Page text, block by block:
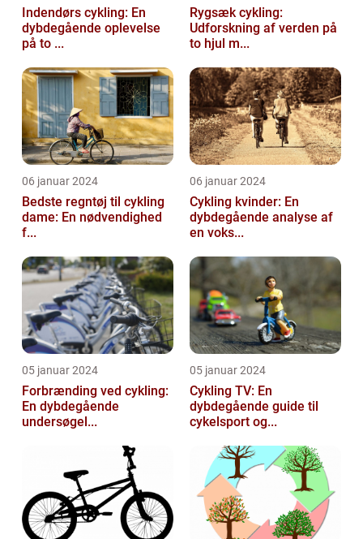
Indendørs cykling: En
dybdegående oplevelse
på to ...
Rygsæk cykling:
Udforskning af verden på
to hjul m...
06 januar 2024
Bedste regntøj til cykling
dame: En nødvendighed
f...
06 januar 2024
Cykling kvinder: En
dybdegående analyse af
en voks...
05 januar 2024
Forbrænding ved cykling:
En dybdegående
undersøgel...
05 januar 2024
Cykling TV: En
dybdegående guide til
cykelsport og...